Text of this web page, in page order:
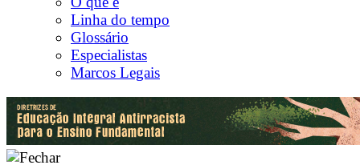
Linha do tempo
Glossário
Especialistas
Marcos Legais